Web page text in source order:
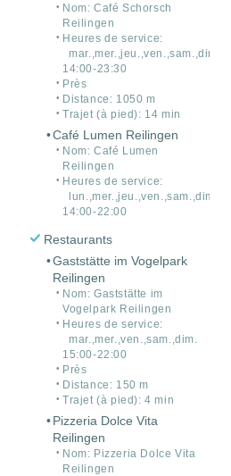
Nom: Café Schorsch
Reilingen
Heures de service:
mar.,mer.,jeu.,ven.,sam.,dim.
14:00-23:30
Près
Distance: 1050 m
Trajet (à pied): 14 min
Café Lumen Reilingen
Nom: Café Lumen
Reilingen
Heures de service:
lun.,mer.,jeu.,ven.,sam.,dim.
14:00-22:00
Restaurants
Gaststätte im Vogelpark
Reilingen
Nom: Gaststätte im
Vogelpark Reilingen
Heures de service:
mar.,mer.,ven.,sam.,dim.
15:00-22:00
Près
Distance: 150 m
Trajet (à pied): 4 min
Pizzeria Dolce Vita
Reilingen
Nom: Pizzeria Dolce Vita
Reilingen